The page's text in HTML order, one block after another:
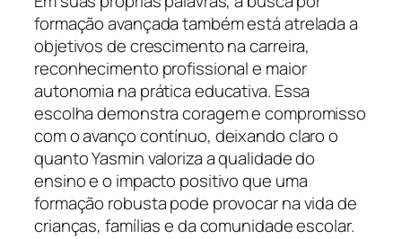
formação avançada também está atrelada a
objetivos de crescimento na carreira,
reconhecimento profissional e maior
autonomia na prática educativa. Essa
escolha demonstra coragem e compromisso
com o avanço contínuo, deixando claro o
quanto Yasmin valoriza a qualidade do
ensino e o impacto positivo que uma
formação robusta pode provocar na vida de
crianças, famílias e da comunidade escolar.